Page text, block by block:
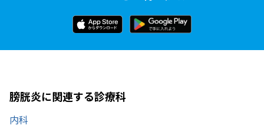
膀胱炎に関連する診療科
内科